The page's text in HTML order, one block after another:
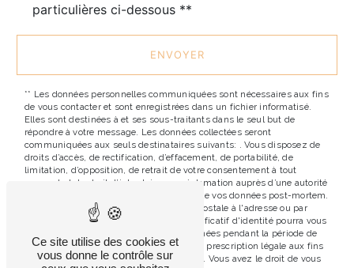
particulières ci-dessous **
ENVOYER
** Les données personnelles communiquées sont nécessaires aux fins
de vous contacter et sont enregistrées dans un fichier informatisé.
Elles sont destinées à et ses sous-traitants dans le seul but de
répondre à votre message. Les données collectées seront
communiquées aux seuls destinataires suivants: . Vous disposez de
droits d’accès, de rectification, d’effacement, de portabilité, de
limitation, d’opposition, de retrait de votre consentement à tout
moment et du droit d’introduire une réclamation auprès d’une autorité
de contrôle, ainsi que d’organiser le sort de vos données post-mortem.
Vous pouvez exercer ces droits par voie postale à l'adresse ou par
courrier électronique à l'adresse . Un justificatif d'identité pourra vous
être demandé. Nous conservons vos données pendant la période de
prise de contact puis pendant la durée de prescription légale aux fins
probatoires et de gestion des contentieux. Vous avez le droit de vous
Ce site utilise des cookies et
vous donne le contrôle sur